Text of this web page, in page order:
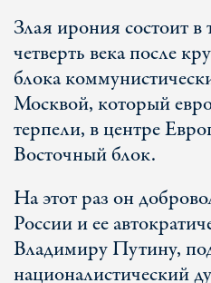
Злая ирония состоит в
четверть века после
блока
Москвой, который
терпели, в центре
Восточный блок.
На этот раз он
России и ее
Владимиру Путину,
националистический